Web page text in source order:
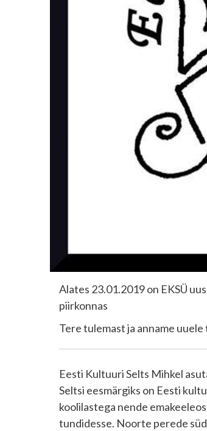
Alates 23.01.2019 on EKSÜ
piirkonnas
Tere tulemast ja anname
Eesti Kultuuri Selts Mihkel
Seltsi eesmärgiks on Eesti
koolilastega nende
tundidesse. Noorte perede